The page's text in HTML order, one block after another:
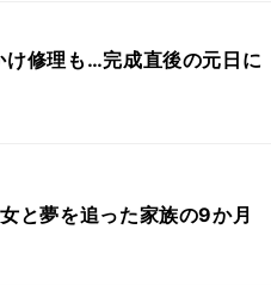
修理も…完成直後の元日に
と夢を追った家族の9か月